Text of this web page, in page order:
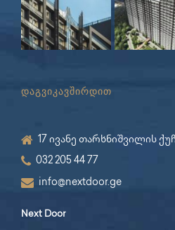
დაგვიკავშირდით
17 ივანე თარხნიშვილის
032 205 44 77
info@nextdoor.ge
Next Door